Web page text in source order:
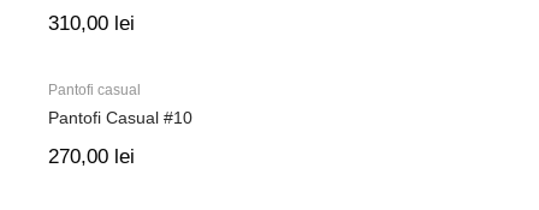
310,00 lei
Pantofi casual
Pantofi Casual #10
270,00 lei